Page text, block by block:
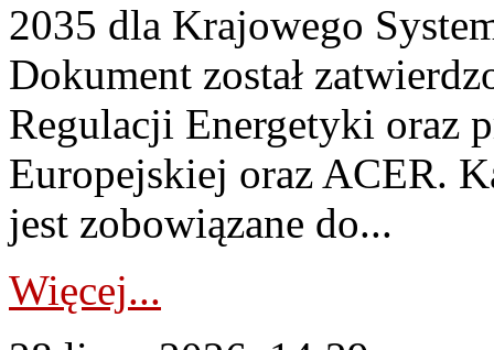
2035 dla Krajowego
Dokument został
Regulacji Energetyki oraz
Europejskiej oraz ACER.
jest zobowiązane do...
Więcej...